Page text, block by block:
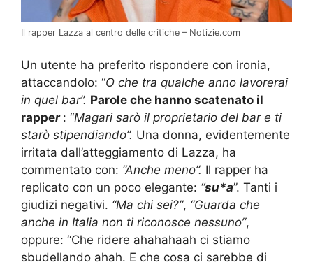
Il rapper Lazza al centro delle critiche – Notizie.com
Un utente ha preferito rispondere con ironia,
attaccandolo: “O che tra qualche anno lavorerai
in quel bar”. Parole che hanno scatenato il
rapper : “Magari sarò il proprietario del bar e ti
starò stipendiando”. Una donna, evidentemente
irritata dall’atteggiamento di Lazza, ha
commentato con: “Anche meno”. Il rapper ha
replicato con un poco elegante: “su*a”. Tanti i
giudizi negativi. “Ma chi sei?”, “Guarda che
anche in Italia non ti riconosce nessuno”,
oppure: “Che ridere ahahahaah ci stiamo
sbudellando ahah. E che cosa ci sarebbe di